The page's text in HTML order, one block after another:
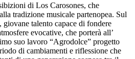
di Los Carosones, che
tradizione musicale partenopea. Sul
giovane talento capace di fondere
evocative, che porterà all’
suo lavoro “Agrodolce” progetto
di cambiamenti e riflessione che